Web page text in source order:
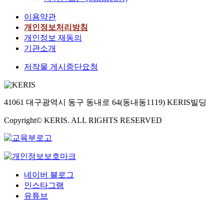
이용약관
개인정보처리방침
개인정보 재동의
기관소개
저작물 게시중단요청
41061 대구광역시 동구 동내로 64(동내동1119) KERIS빌딩
Copyright© KERIS. ALL RIGHTS RESERVED
네이버 블로그
인스타그램
유튜브